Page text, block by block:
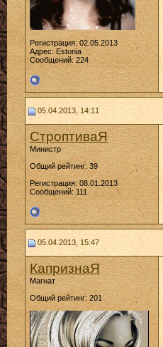
Регистрация: 02.05.2013
Адрес: Estonia
Сообщений: 224
05.04.2013, 14:11
СтроптиваЯ
Министр
Общий рейтинг: 39
Регистрация: 08.01.2013
Сообщений: 111
05.04.2013, 15:47
КапризнаЯ
Магнат
Общий рейтинг: 201